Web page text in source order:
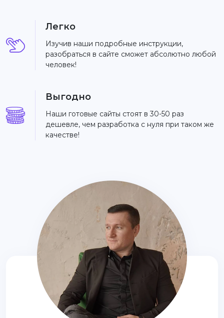
Легко
Изучив наши подробные инструкции,
разобраться в сайте сможет абсолютно любой
человек!
Выгодно
Наши готовые сайты стоят в 30-50 раз
дешевле, чем разработка с нуля при таком же
качестве!